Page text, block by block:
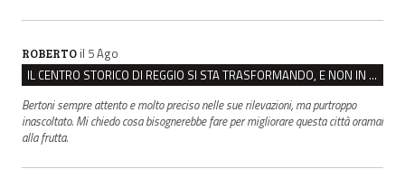
ROBERTO il 5 Ago
IL CENTRO STORICO DI REGGIO SI STA TRASFORMANDO, E NON IN MEGLIO
Bertoni sempre attento e molto preciso nelle sue rilevazioni, ma purtroppo
inascoltato. Mi chiedo cosa bisognerebbe fare per migliorare questa città oramai
alla frutta.